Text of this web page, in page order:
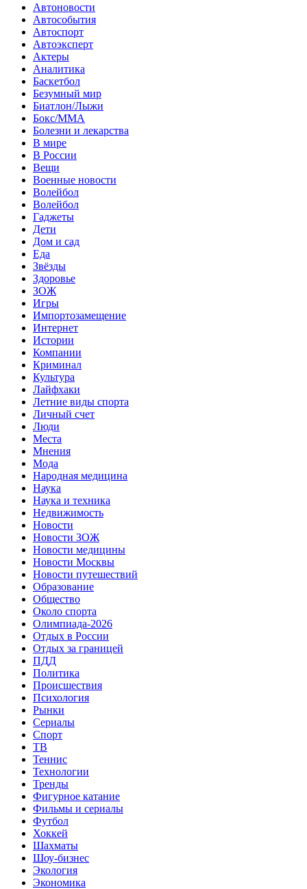
Автоновости
Автособытия
Автоспорт
Автоэксперт
Актеры
Аналитика
Баскетбол
Безумный мир
Биатлон/Лыжи
Бокс/MMA
Болезни и лекарства
В мире
В России
Вещи
Военные новости
Волейбол
Волейбол
Гаджеты
Дети
Дом и сад
Еда
Звёзды
Здоровье
ЗОЖ
Игры
Импортозамещение
Интернет
Истории
Компании
Криминал
Культура
Лайфхаки
Летние виды спорта
Личный счет
Люди
Места
Мнения
Мода
Народная медицина
Наука
Наука и техника
Недвижимость
Новости
Новости ЗОЖ
Новости медицины
Новости Москвы
Новости путешествий
Образование
Общество
Около спорта
Олимпиада-2026
Отдых в России
Отдых за границей
ПДД
Политика
Происшествия
Психология
Рынки
Сериалы
Спорт
ТВ
Теннис
Технологии
Тренды
Фигурное катание
Фильмы и сериалы
Футбол
Хоккей
Шахматы
Шоу-бизнес
Экология
Экономика